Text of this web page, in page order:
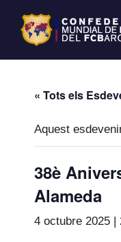
« Tots els
Aquest
38è
Alameda
4 octubre 2025 |